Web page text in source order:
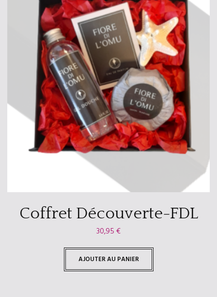
Coffret Découverte-FDL
30,95€
AJOUTER AU PANIER